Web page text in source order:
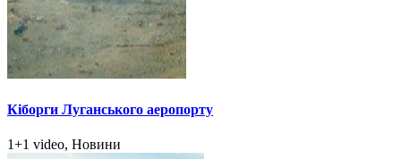
Кіборги Луганського аеропорту
1+1 video, Новини